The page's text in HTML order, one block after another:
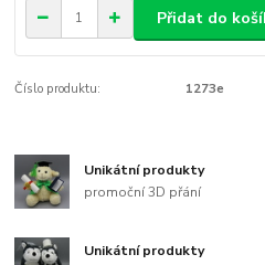
Přidat do
Číslo produktu: 1273e
Unikátní produkty
promoční 3D přání
Unikátní produkty